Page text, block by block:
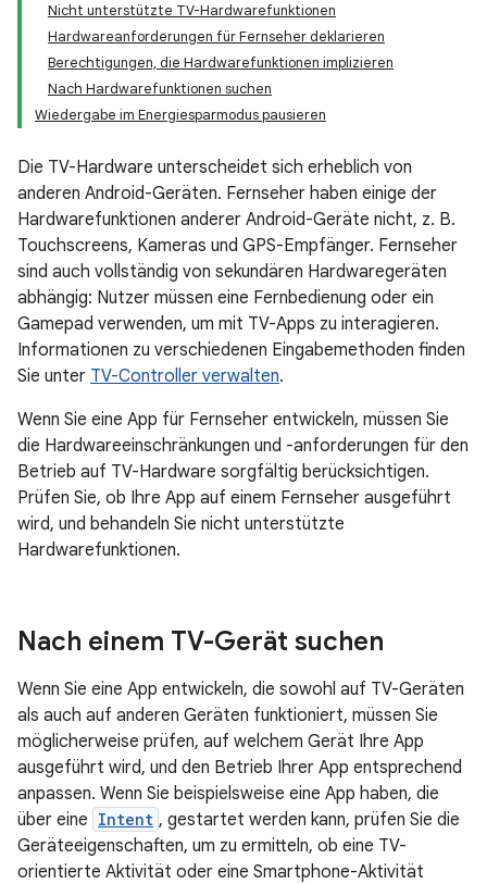
Nicht unterstützte TV-Hardwarefunktionen
Hardwareanforderungen für Fernseher deklarieren
Berechtigungen, die Hardwarefunktionen implizieren
Nach Hardwarefunktionen suchen
Wiedergabe im Energiesparmodus pausieren
Die TV-Hardware unterscheidet sich erheblich von
anderen Android-Geräten. Fernseher haben einige der
Hardwarefunktionen anderer Android-Geräte nicht, z. B.
Touchscreens, Kameras und GPS-Empfänger. Fernseher
sind auch vollständig von sekundären Hardwaregeräten
abhängig: Nutzer müssen eine Fernbedienung oder ein
Gamepad verwenden, um mit TV-Apps zu interagieren.
Informationen zu verschiedenen Eingabemethoden finden
Sie unter TV-Controller verwalten.
Wenn Sie eine App für Fernseher entwickeln, müssen Sie
die Hardwareeinschränkungen und -anforderungen für den
Betrieb auf TV-Hardware sorgfältig berücksichtigen.
Prüfen Sie, ob Ihre App auf einem Fernseher ausgeführt
wird, und behandeln Sie nicht unterstützte
Hardwarefunktionen.
Nach einem TV-Gerät suchen
Wenn Sie eine App entwickeln, die sowohl auf TV-Geräten
als auch auf anderen Geräten funktioniert, müssen Sie
möglicherweise prüfen, auf welchem Gerät Ihre App
ausgeführt wird, und den Betrieb Ihrer App entsprechend
anpassen. Wenn Sie beispielsweise eine App haben, die
über eine Intent , gestartet werden kann, prüfen Sie die
Geräteeigenschaften, um zu ermitteln, ob eine TV-
orientierte Aktivität oder eine Smartphone-Aktivität